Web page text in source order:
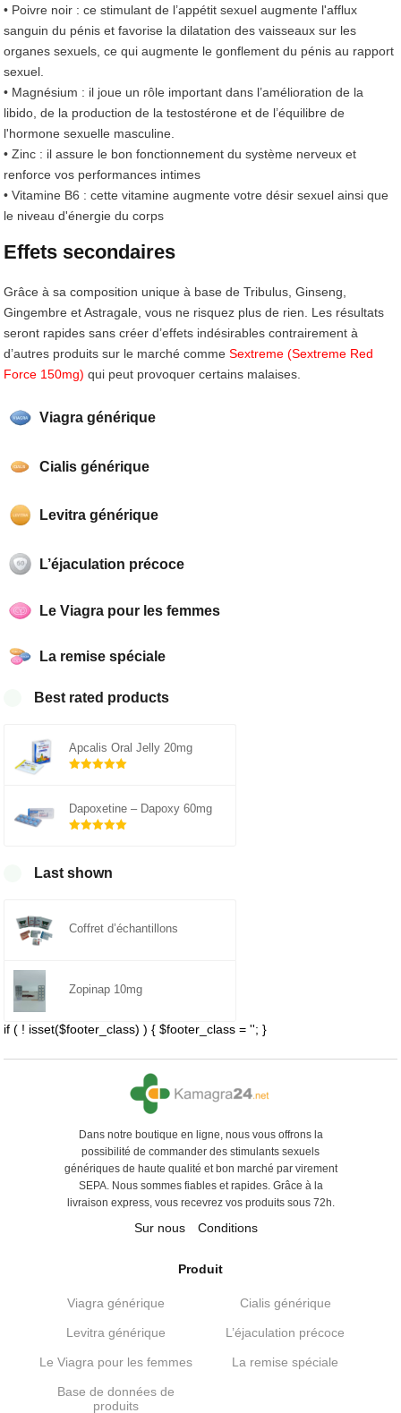
Viagra générique
Cialis générique
Levitra générique
L’éjaculation précoce
Le Viagra pour les femmes
La remise spéciale
Best rated products
Apcalis Oral Jelly 20mg
Dapoxetine – Dapoxy 60mg
Last shown
Coffret d’échantillons
Zopinap 10mg
• Poivre noir : ce stimulant de l’appétit sexuel augmente l'afflux
sanguin du pénis et favorise la dilatation des vaisseaux sur les
organes sexuels, ce qui augmente le gonflement du pénis au rapport
sexuel.
• Magnésium : il joue un rôle important dans l’amélioration de la
libido, de la production de la testostérone et de l’équilibre de
l'hormone sexuelle masculine.
• Zinc : il assure le bon fonctionnement du système nerveux et
renforce vos performances intimes
• Vitamine B6 : cette vitamine augmente votre désir sexuel ainsi que
le niveau d'énergie du corps
Effets secondaires
Grâce à sa composition unique à base de Tribulus, Ginseng,
Gingembre et Astragale, vous ne risquez plus de rien. Les résultats
seront rapides sans créer d’effets indésirables contrairement à
d’autres produits sur le marché commeSextreme (Sextreme Red
Force 150mg) qui peut provoquer certains malaises.
if ( ! isset($footer_class) ) { $footer_class = ''; }
Dans notre boutique en ligne, nous vous offrons la
possibilité de commander des stimulants sexuels
génériques de haute qualité et bon marché par virement
SEPA. Nous sommes fiables et rapides. Grâce à la
livraison express, vous recevrez vos produits sous 72h.
Sur nous Conditions
Produit
Viagra générique Cialis générique
Levitra générique L’éjaculation précoce
Le Viagra pour les femmes La remise spéciale
Base de données de
produits